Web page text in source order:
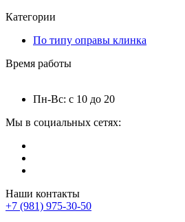
Категории
По типу оправы клинка
Время работы
Пн-Вс: с 10 до 20
Мы в социальных сетях:
Наши контакты
+7 (981) 975-30-50